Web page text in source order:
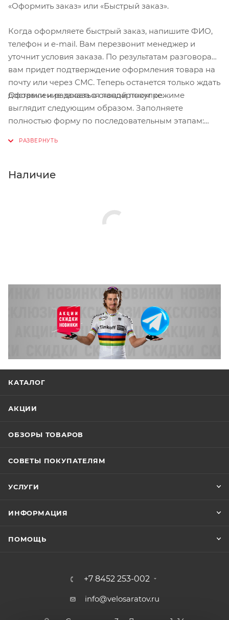
«Оформить заказ» или «Быстрый заказ».
Когда оформляете быстрый заказ, напишите ФИО,
телефон и e-mail. Вам перезвонит менеджер и
уточнит условия заказа. По результатам разговора
вам придет подтверждение оформления товара на
почту или через СМС. Теперь останется только ждать
доставки и радоваться новой покупке.
Оформление заказа в стандартном режиме
выглядит следующим образом. Заполняете
полностью форму по последовательным этапам:
Нажмите кнопку «Оформить заказ».
Наличие
КАТАЛОГ
АКЦИИ
ОБЗОРЫ ТОВАРОВ
СОВЕТЫ ПОКУПАТЕЛЯМ
УСЛУГИ
ИНФОРМАЦИЯ
ПОМОЩЬ
+7 8452 253-002
info@velosaratov.ru